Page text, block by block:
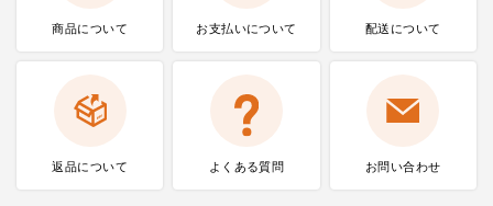
商品について お支払いについて 配送について
返品について よくある質問 お問い合わせ